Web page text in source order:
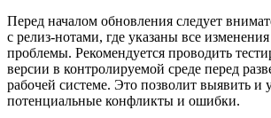
Перед началом обновления следует
с релиз-нотами, где указаны все
проблемы. Рекомендуется проводить
версии в контролируемой среде перед
рабочей системе. Это позволит выявить и
потенциальные конфликты и ошибки.